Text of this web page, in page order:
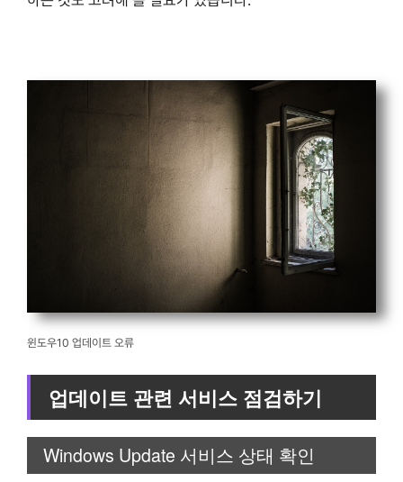
윈도우10 업데이트 오류
업데이트 관련 서비스 점검하기
Windows Update 서비스 상태 확인